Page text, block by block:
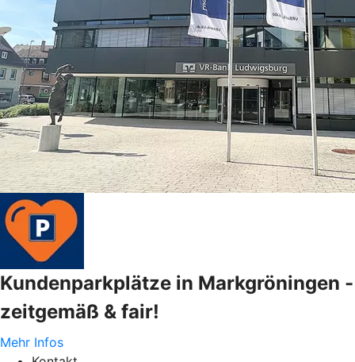
Kundenparkplätze in Markgröningen -
zeitgemäß & fair!
Mehr Infos